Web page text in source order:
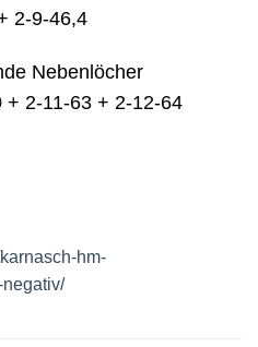
2-9-46,4
Nebenlöcher
2-11-63 + 2-12-64
hm-